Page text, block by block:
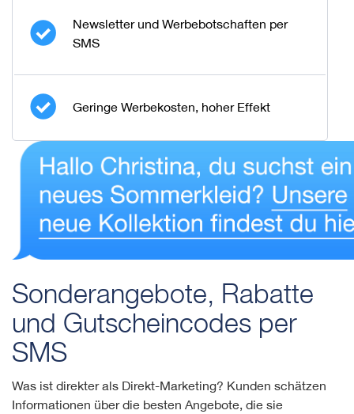
Newsletter und Werbebotschaften per
SMS
Geringe Werbekosten, hoher Effekt
Sonderangebote, Rabatte
und Gutscheincodes per
SMS
Was ist direkter als Direkt-Marketing? Kunden schätzen
Informationen über die besten Angebote, die sie